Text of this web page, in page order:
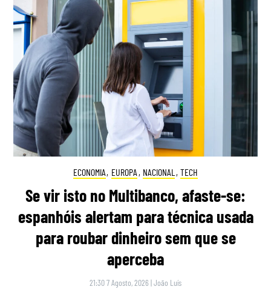
ECONOMIA, EUROPA , NACIONAL , TECH
Se vir isto no Multibanco, afaste-se:
espanhóis alertam para técnica usada
para roubar dinheiro sem que se
aperceba
21:30 7 Agosto, 2026 |João Luís